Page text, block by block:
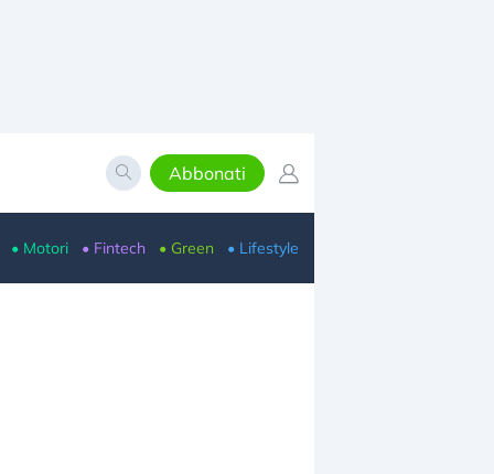
Abbonati
• Motori • Fintech • Green • Lifestyle